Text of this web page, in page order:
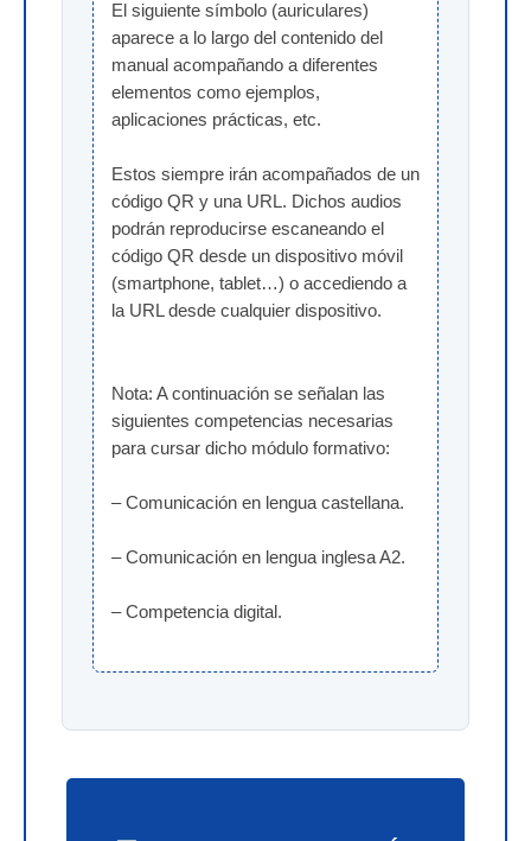
El siguiente símbolo (auriculares)
aparece a lo largo del contenido del
manual acompañando a diferentes
elementos como ejemplos,
aplicaciones prácticas, etc.
Estos siempre irán acompañados de un
código QR y una URL. Dichos audios
podrán reproducirse escaneando el
código QR desde un dispositivo móvil
(smartphone, tablet…) o accediendo a
la URL desde cualquier dispositivo.
Nota: A continuación se señalan las
siguientes competencias necesarias
para cursar dicho módulo formativo:
– Comunicación en lengua castellana.
– Comunicación en lengua inglesa A2.
– Competencia digital.